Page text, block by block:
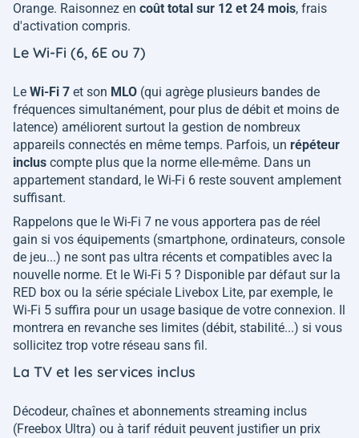
Orange. Raisonnez en coût total sur 12 et 24 mois, frais
d'activation compris.
Le Wi-Fi (6, 6E ou 7)
Le Wi-Fi 7 et son MLO (qui agrège plusieurs bandes de
fréquences simultanément, pour plus de débit et moins de
latence) améliorent surtout la gestion de nombreux
appareils connectés en même temps. Parfois, un répéteur
inclus compte plus que la norme elle-même. Dans un
appartement standard, le Wi-Fi 6 reste souvent amplement
suffisant.
Rappelons que le Wi-Fi 7 ne vous apportera pas de réel
gain si vos équipements (smartphone, ordinateurs, console
de jeu...) ne sont pas ultra récents et compatibles avec la
nouvelle norme. Et le Wi-Fi 5 ? Disponible par défaut sur la
RED box ou la série spéciale Livebox Lite, par exemple, le
Wi-Fi 5 suffira pour un usage basique de votre connexion. Il
montrera en revanche ses limites (débit, stabilité...) si vous
sollicitez trop votre réseau sans fil.
La TV et les services inclus
Décodeur, chaînes et abonnements streaming inclus
(Freebox Ultra) ou à tarif réduit peuvent justifier un prix